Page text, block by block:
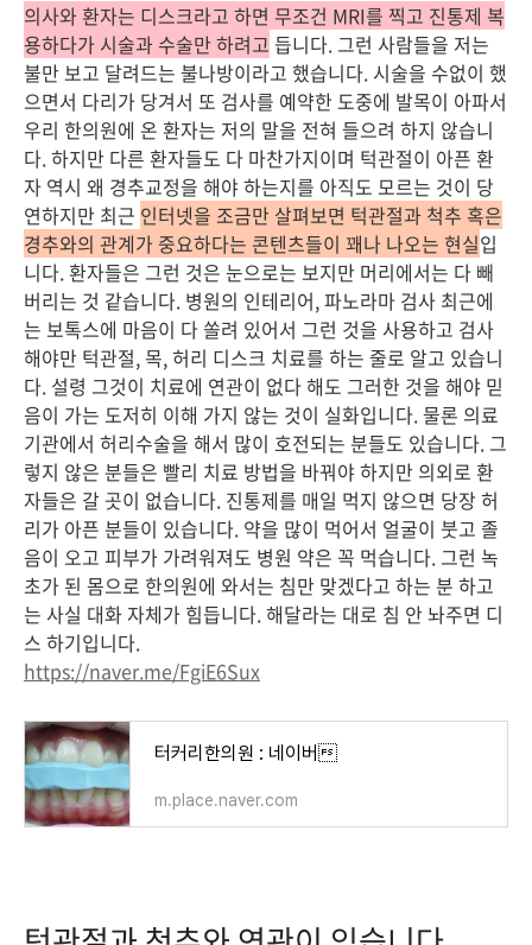
의사와 환자는 디스크라고 하면 무조건 MRI를 찍고 진통제 복
용하다가 시술과 수술만 하려고 듭니다. 그런 사람들을 저는
불만 보고 달려드는 불나방이라고 했습니다. 시술을 수없이 했
으면서 다리가 당겨서 또 검사를 예약한 도중에 발목이 아파서
우리 한의원에 온 환자는 저의 말을 전혀 들으려 하지 않습니
다. 하지만 다른 환자들도 다 마찬가지이며 턱관절이 아픈 환
자 역시 왜 경추교정을 해야 하는지를 아직도 모르는 것이 당
연하지만 최근 인터넷을 조금만 살펴보면 턱관절과 척추 혹은
경추와의 관계가 중요하다는 콘텐츠들이 꽤나 나오는 현실입
니다. 환자들은 그런 것은 눈으로는 보지만 머리에서는 다 빼
버리는 것 같습니다. 병원의 인테리어, 파노라마 검사 최근에
는 보톡스에 마음이 다 쏠려 있어서 그런 것을 사용하고 검사
해야만 턱관절, 목, 허리 디스크 치료를 하는 줄로 알고 있습니
다. 설령 그것이 치료에 연관이 없다 해도 그러한 것을 해야 믿
음이 가는 도저히 이해 가지 않는 것이 실화입니다. 물론 의료
기관에서 허리수술을 해서 많이 호전되는 분들도 있습니다. 그
렇지 않은 분들은 빨리 치료 방법을 바꿔야 하지만 의외로 환
자들은 갈 곳이 없습니다. 진통제를 매일 먹지 않으면 당장 허
리가 아픈 분들이 있습니다. 약을 많이 먹어서 얼굴이 붓고 졸
음이 오고 피부가 가려워져도 병원 약은 꼭 먹습니다. 그런 녹
초가 된 몸으로 한의원에 와서는 침만 맞겠다고 하는 분 하고
는 사실 대화 자체가 힘듭니다. 해달라는 대로 침 안 놔주면 디
스 하기입니다.
https://naver.me/FgiE6Sux
터커리한의원 : 네이버
m.place.naver.com